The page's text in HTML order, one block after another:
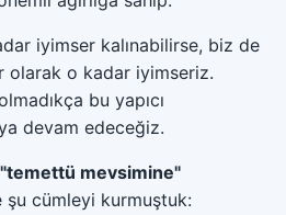
iyimser kalınabilirse, biz de
olarak o kadar iyimseriz.
bu yapıcı
devam edeceğiz.
"temettü mevsimine"
cümleyi kurmuştuk: